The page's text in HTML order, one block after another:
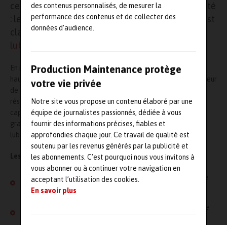
des contenus personnalisés, de mesurer la
performance des contenus et de collecter des
données d’audience.
Production Maintenance protège
votre vie privée
Notre site vous propose un contenu élaboré par une
équipe de journalistes passionnés, dédiée à vous
fournir des informations précises, fiables et
approfondies chaque jour. Ce travail de qualité est
soutenu par les revenus générés par la publicité et
les abonnements. C’est pourquoi nous vous invitons à
vous abonner ou à continuer votre navigation en
acceptant l’utilisation des cookies.
En savoir plus
cette évolution fusionne deux piliers de la fiabilité
: le diagnostic et l’action. La nouvelle approche est
claire : leCondition Monitoring
lubrification
En intégrant l’intelligence de l’algorithmeL UBrainà l’appareil
haut de gamme SDT340,
SDT
transforme un collecteur
de données en une station de travail unifiée. Grâce à une
résolution de256 ksps, les techniciens peuvent désormais
capturer des données de santé ultra-précisespendantle
graissage, éliminant ainsi les silos entre les équipes de
lubrification et d’analyse.
Les points clés :
Précision extrêmeAnalyse des actifs les plus lents grâce à
des temps d’acquisition de 600s.